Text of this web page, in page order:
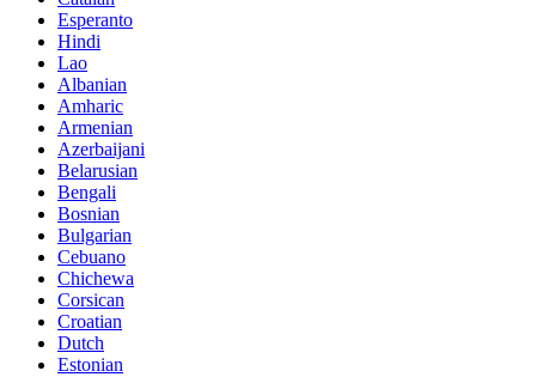
Esperanto
Hindi
Lao
Albanian
Amharic
Armenian
Azerbaijani
Belarusian
Bengali
Bosnian
Bulgarian
Cebuano
Chichewa
Corsican
Croatian
Dutch
Estonian